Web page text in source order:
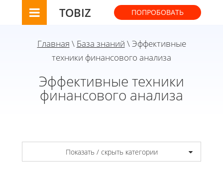
TOBIZ ПОПРОБОВАТЬ
Главная \ База знаний \ Эффективные
техники финансового анализа
Эффективные техники
финансового анализа
Показать / скрыть категории